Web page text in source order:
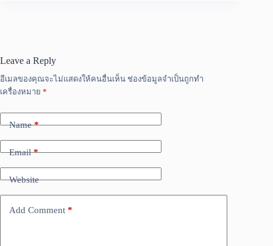
Leave a Reply
อีเมลของคุณจะไม่แสดงให้คนอื่นเห็น ช่องข้อมูลจำเป็นถูกทำ
เครื่องหมาย *
Name*
Email*
Website
Add Comment *